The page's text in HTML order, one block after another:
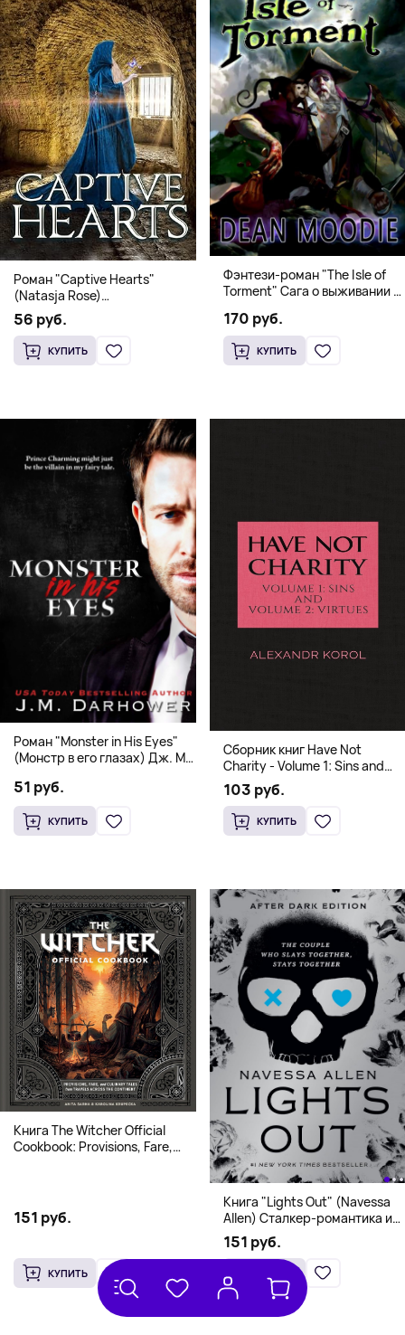
Роман "Captive Hearts"
(Natasja Rose)
Романтическое фэнтези
56 руб.
КУПИТЬ
Фэнтези-роман "The Isle of
Torment" Сага о выживании и
170 руб.
КУПИТЬ
Роман "Monster in His Eyes"
(Монстр в его глазах) Дж. М.
18+
51 руб.
КУПИТЬ
Сборник книг Have Not
Charity - Volume 1: Sins and
Volume 2: Virtues
103 руб.
КУПИТЬ
Книга The Witcher Official
Cookbook: Provisions, Fare,
151 руб.
КУПИТЬ
Книга "Lights Out" (Navessa
Allen) Сталкер-романтика и
человек в маске (18+)
151 руб.